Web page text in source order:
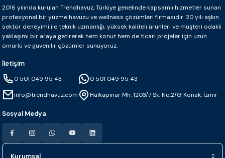
2016 yılında kurulan Trendhavuz, Türkiye genelinde kapsamlı hizmetler sunan
profesyonel bir yüzme havuzu ve wellness çözümleri firmasıdır. 20 yılı aşkın
sektör deneyimi ile teknik uzmanlığı, yüksek kaliteli ürünleri ve müşteri odaklı
yaklaşımı bir araya getirerek hem konut hem de ticari projeler için uzun
ömürlü ve güvenilir çözümler sunuyoruz.
İletişim
0 501 049 95 43
info@trendhavuz.com
0 501 049 95 43
Halkapınar Mh. 1203/7 Sk. No:2/G Konak, İzmir
Sosyal Medya
Kurumsal